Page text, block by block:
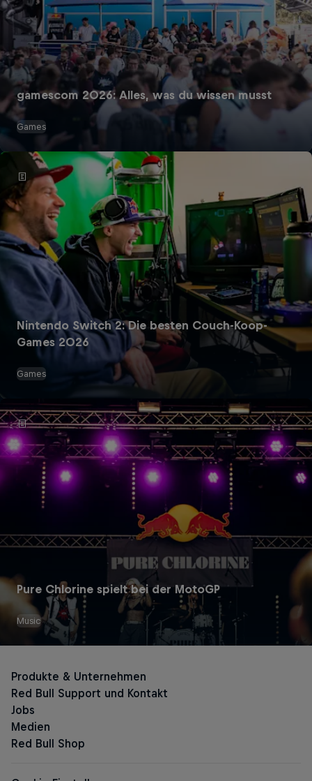
gamescom 2026: Alles, was du wissen musst
Games
Nintendo Switch 2: Die besten Couch-Koop-
Games 2026
Games
Pure Chlorine spielt bei der MotoGP
Music